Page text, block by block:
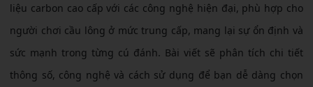
liệu carbon cao cấp với các công nghệ hiện đại, phù hợp cho
người chơi cầu lông ở mức trung cấp, mang lại sự ổn định và
sức mạnh trong từng cú đánh. Bài viết sẽ phân tích chi tiết
thông số, công nghệ và cách sử dụng để bạn dễ dàng chọn